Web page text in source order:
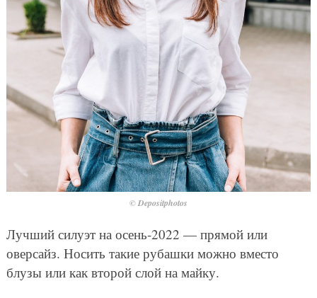
© Depositphotos
Лучший силуэт на осень-2022 — прямой или
оверсайз. Носить такие рубашки можно вместо
блузы или как второй слой на майку.